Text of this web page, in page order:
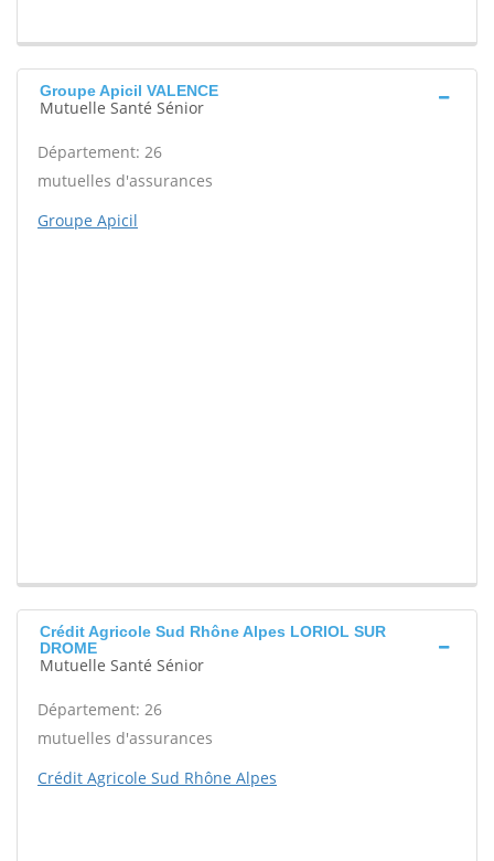
Groupe Apicil VALENCE
Mutuelle Santé Sénior
Département: 26
mutuelles d'assurances
Groupe Apicil
Crédit Agricole Sud Rhône Alpes LORIOL SUR
DROME
Mutuelle Santé Sénior
Département: 26
mutuelles d'assurances
Crédit Agricole Sud Rhône Alpes